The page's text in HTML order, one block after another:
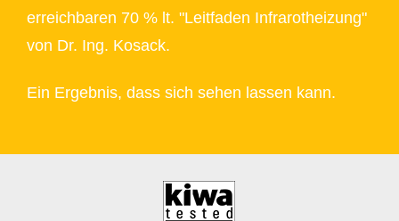
erreichbaren 70 % lt. "Leitfaden Infrarotheizung"
von Dr. Ing. Kosack.
Ein Ergebnis, dass sich sehen lassen kann.